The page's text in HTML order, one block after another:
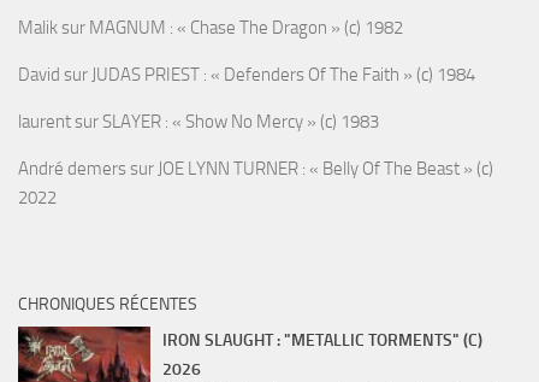
Maliksur MAGNUM : « Chase The Dragon » (c) 1982
David sur JUDAS PRIEST : « Defenders Of The Faith » (c) 1984
laurentsur SLAYER : « Show No Mercy » (c) 1983
André demerssur JOE LYNN TURNER : « Belly Of The Beast » (c)
2022
CHRONIQUES RÉCENTES
IRON SLAUGHT : "METALLIC TORMENTS" (C)
2026